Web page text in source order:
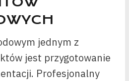
jednym z
jest przygotowanie
Profesjonalny